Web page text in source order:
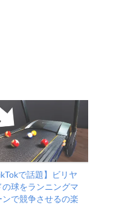
で話題】ビリヤ
の球をランニングマ
ンで競争させるの楽